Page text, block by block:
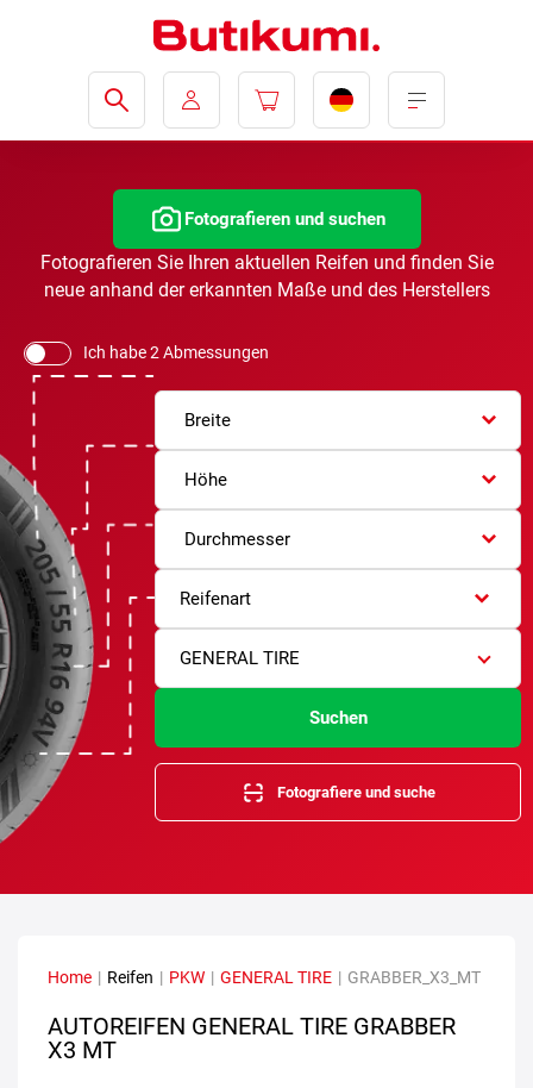
Fotografieren und suchen
Fotografieren Sie Ihren aktuellen Reifen und finden Sie
neue anhand der erkannten Maße und des Herstellers
Ich habe 2 Abmessungen
Breite
Höhe
Durchmesser
Reifenart
GENERAL TIRE
Suchen
Fotografiere und suche
Home | Reifen | PKW | GENERAL TIRE | GRABBER_X3_MT
AUTOREIFEN GENERAL TIRE GRABBER
X3 MT